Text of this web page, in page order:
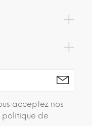
acceptez nos
politique de